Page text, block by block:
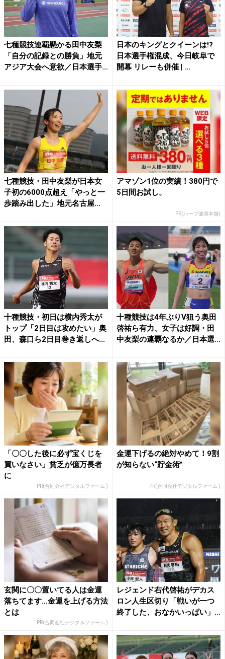
七種競技連覇懸かる田中友梨
「自分の記録との勝負」地元
アジア大会へ意欲／日本選手
日本のキングとクイーンは!?
日本選手権混成、今日岐阜で
開幕 リレーも併催 | ...
七種競技・田中友梨が日本女
子初の6000点超え「やっと一
歩踏み出した」地元名古屋...
アマゾン1位の実績！380円で
5日間お試し。
PR(ハーブ健康本舗)
十種競技・初日は横内秀太が
トップ「2日目は攻めたい」奥
田、森口ら2日目巻き返しへ...
十種競技は4年ぶりV狙う奥田
啓祐ら有力、女子は好調・田
中友梨の連覇なるか／日本選...
「〇〇した後に必ず宝くじを
買いなさい」貧乏が億万長者
に
PR(合同会社デジタルファーム )
金運下げるの絶対やめて！9割
が知らない“貯金術”
PR(合同会社デジタルファーム )
玄関に〇〇置いてる人は金運
落ちてます…金運を上げる方法
とは
PR(合同会社デジタルファーム )
レジェンド右代啓祐がデカス
ロン人生区切り「戦いが一つ
終了した、おなかいっぱい」